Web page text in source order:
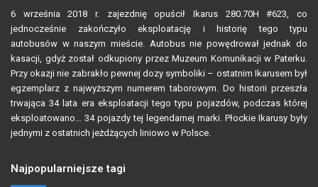
6 września 2018 r. zajezdnię opuścił Ikarus 280.70H #623, co
jednocześnie zakończyło eksploatację i historiętego typu
autobusów w naszym mieście. Autobus nie powędrował jednak do
kasacji, gdyż został odkupiony przez Muzeum Komunikacji w Paterku.
Przy okazji nie zabrakło pewnej dozy symboliki – ostatnim Ikarusem był
egzemplarz z najwyższym numerem taborowym. Do historii przeszła
trwająca 34 lata era eksploatacji tego typu pojazdów, podczas której
eksploatowano… 34 pojazdy tej legendarnej marki. Płockie Ikarusy były
jednymi z ostatnich jeżdżących liniowo w Polsce.
Najpopularniejsze tagi